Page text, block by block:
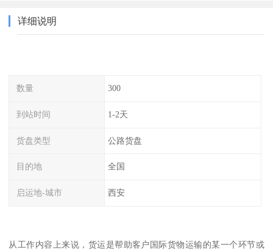
详细说明
数量 300
到站时间 1-2天
货盘类型 公路货盘
目的地 全国
启运地-城市 西安
从工作内容上来说，货运是帮助客户国际货物运输的某一个环节或